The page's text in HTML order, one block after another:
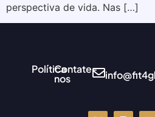
perspectiva de vida. Nas […]
PolíticaContate-
nos